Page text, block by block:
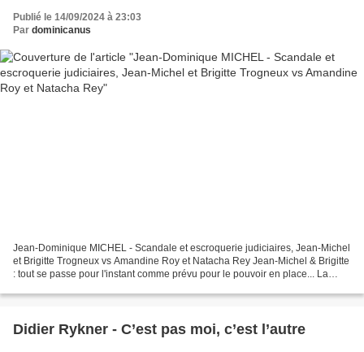
Publié le 14/09/2024 à 23:03
Par dominicanus
Jean-Dominique MICHEL - Scandale et escroquerie judiciaires, Jean-Michel
et Brigitte Trogneux vs Amandine Roy et Natacha Rey Jean-Michel & Brigitte
: tout se passe pour l'instant comme prévu pour le pouvoir en place... La
Didier Rykner - C’est pas moi, c’est l’autre